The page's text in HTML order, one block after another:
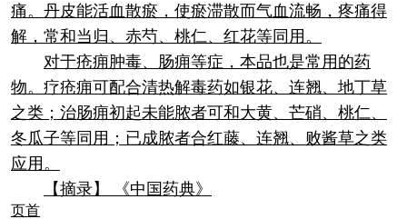
痛。丹皮能活血散瘀，使瘀滞散而气血流畅，疼痛得
解，常和当归、赤芍、桃仁、红花等同用。
对于疮痈肿毒、肠痈等症，本品也是常用的药
物。疗疮痈可配合清热解毒药如银花、连翘、地丁草
之类；治肠痈初起未能脓者可和大黄、芒硝、桃仁、
冬瓜子等同用；已成脓者合红藤、连翘、败酱草之类
应用。
【摘录】 《中国药典》
页首